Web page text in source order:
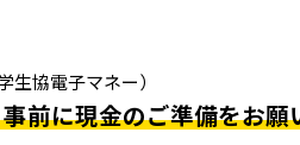
協電子マネー）
前に現金のご準備をお願